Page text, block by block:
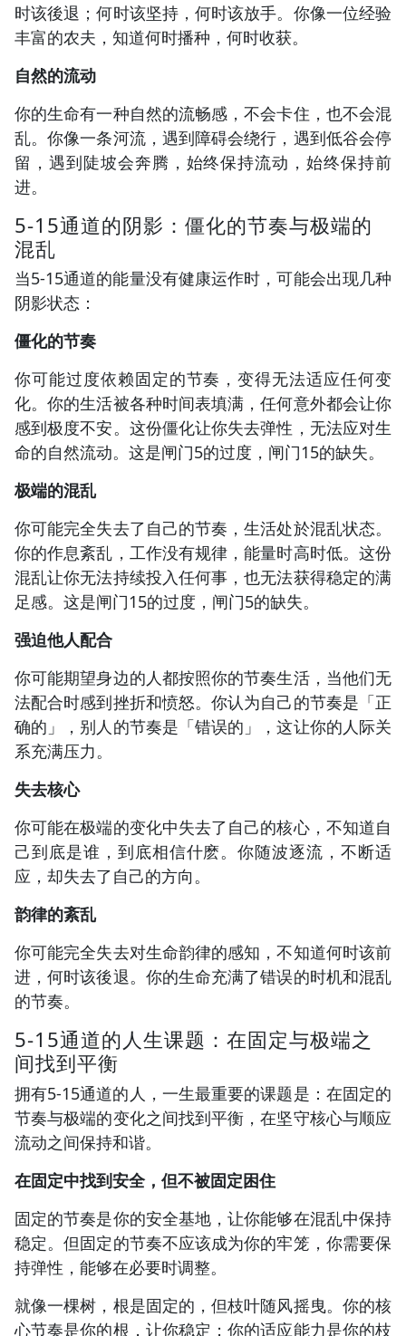
时该後退；何时该坚持，何时该放手。你像一位经验
丰富的农夫，知道何时播种，何时收获。
自然的流动
你的生命有一种自然的流畅感，不会卡住，也不会混
乱。你像一条河流，遇到障碍会绕行，遇到低谷会停
留，遇到陡坡会奔腾，始终保持流动，始终保持前
进。
5-15通道的阴影：僵化的节奏与极端的
混乱
当5-15通道的能量没有健康运作时，可能会出现几种
阴影状态：
僵化的节奏
你可能过度依赖固定的节奏，变得无法适应任何变
化。你的生活被各种时间表填满，任何意外都会让你
感到极度不安。这份僵化让你失去弹性，无法应对生
命的自然流动。这是闸门5的过度，闸门15的缺失。
极端的混乱
你可能完全失去了自己的节奏，生活处於混乱状态。
你的作息紊乱，工作没有规律，能量时高时低。这份
混乱让你无法持续投入任何事，也无法获得稳定的满
足感。这是闸门15的过度，闸门5的缺失。
强迫他人配合
你可能期望身边的人都按照你的节奏生活，当他们无
法配合时感到挫折和愤怒。你认为自己的节奏是「正
确的」，别人的节奏是「错误的」，这让你的人际关
系充满压力。
失去核心
你可能在极端的变化中失去了自己的核心，不知道自
己到底是谁，到底相信什麽。你随波逐流，不断适
应，却失去了自己的方向。
韵律的紊乱
你可能完全失去对生命韵律的感知，不知道何时该前
进，何时该後退。你的生命充满了错误的时机和混乱
的节奏。
5-15通道的人生课题：在固定与极端之
间找到平衡
拥有5-15通道的人，一生最重要的课题是：在固定的
节奏与极端的变化之间找到平衡，在坚守核心与顺应
流动之间保持和谐。
在固定中找到安全，但不被固定困住
固定的节奏是你的安全基地，让你能够在混乱中保持
稳定。但固定的节奏不应该成为你的牢笼，你需要保
持弹性，能够在必要时调整。
就像一棵树，根是固定的，但枝叶随风摇曳。你的核
心节奏是你的根，让你稳定；你的适应能力是你的枝